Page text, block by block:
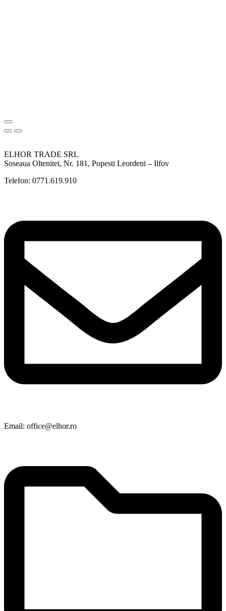
ELHOR TRADE SRL
Soseaua Oltenitei, Nr. 181, Popesti Leordeni – Ilfov
Telefon: 0771.619.910
Email: office@elhor.ro